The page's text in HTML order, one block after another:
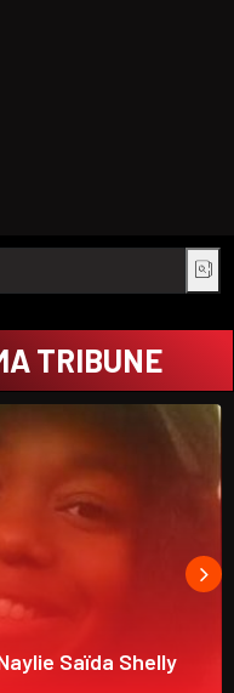
TRIBUNE
Saïda Shelly